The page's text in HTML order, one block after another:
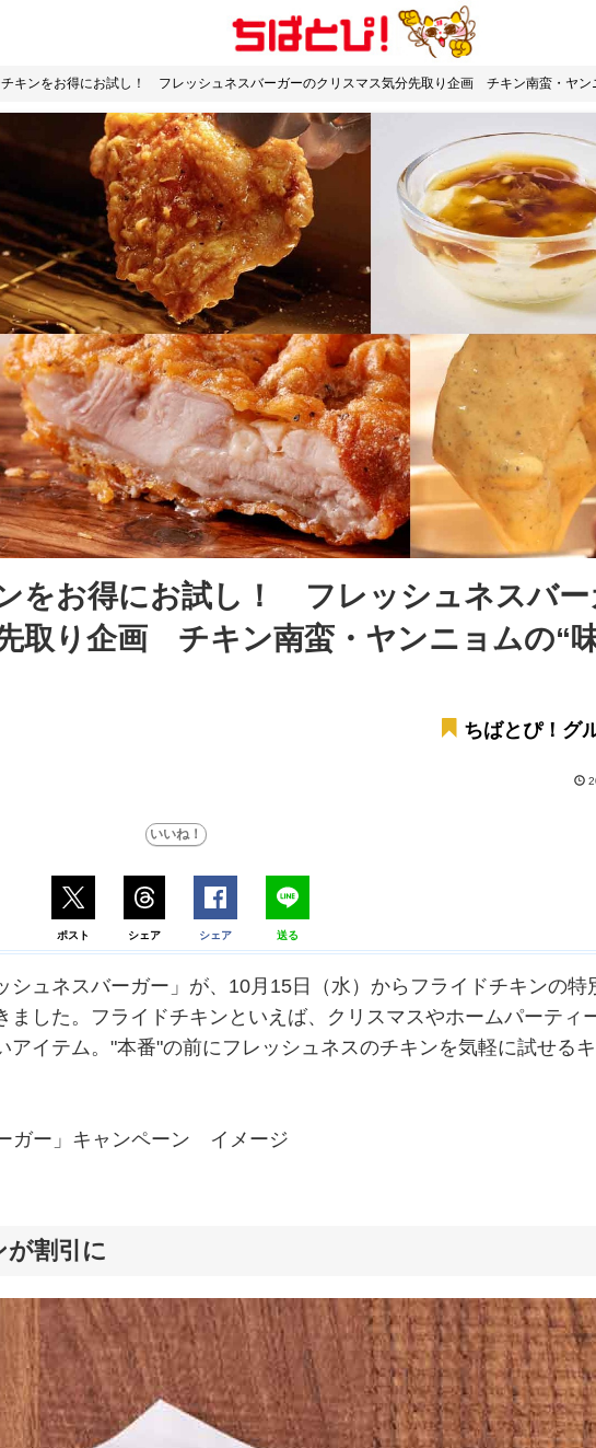
キンをお得にお試し！ フレッシュネスバーガーのクリスマス気分先取り企画 チキン南蛮・ヤン
をお得にお試し！ フレッシュネスバー
取り企画 チキン南蛮・ヤンニョムの“
ちばとぴ！グ
ポスト シェア シェア 送る
ュネスバーガー」が、10月15日（水）からフライドチキンの特
ました。フライドチキンといえば、クリスマスやホームパーティ
アイテム。"本番"の前にフレッシュネスのチキンを気軽に試せる
ガー」キャンペーン イメージ
割引に